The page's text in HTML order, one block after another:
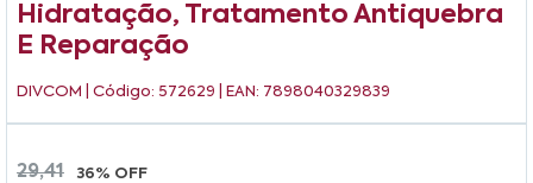
Hidratação, Tratamento Antiquebra
E Reparação
DIVCOM | Código: 572629 | EAN: 7898040329839
29,41 36% OFF